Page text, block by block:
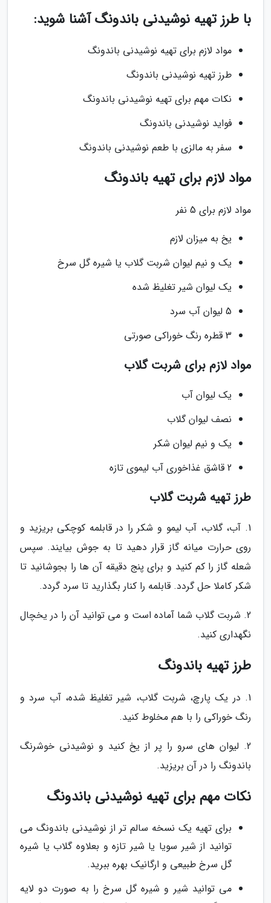
با طرز تهیه نوشیدنی باندونگ آشنا شوید:
مواد لازم برای تهیه نوشیدنی باندونگ
طرز تهیه نوشیدنی باندونگ
نکات مهم برای تهیه نوشیدنی باندونگ
فواید نوشیدنی باندونگ
سفر به مالزی با طعم نوشیدنی باندونگ
مواد لازم برای تهیه باندونگ
مواد لازم برای 5 نفر
یخ به میزان لازم
یک و نیم لیوان شربت گلاب یا شیره گل سرخ
یک لیوان شیر تغلیظ شده
5 لیوان آب سرد
3 قطره رنگ خوراکی صورتی
مواد لازم برای شربت گلاب
یک لیوان آب
نصف لیوان گلاب
یک و نیم لیوان شکر
2 قاشق غذاخوری آب لیموی تازه
طرز تهیه شربت گلاب
1. آب، گلاب، آب لیمو و شکر را در قابلمه کوچکی بریزید و
روی حرارت میانه گاز قرار دهید تا به جوش بیایند. سپس
شعله گاز را کم کنید و برای پنج دقیقه آن ها را بجوشانید تا
شکر کاملا حل گردد. قابلمه را کنار بگذارید تا سرد گردد.
2. شربت گلاب شما آماده است و می توانید آن را در یخچال
نگهداری کنید.
طرز تهیه باندونگ
1. در یک پارچ، شربت گلاب، شیر تغلیظ شده، آب سرد و
رنگ خوراکی را با هم مخلوط کنید.
2. لیوان های سرو را پر از یخ کنید و نوشیدنی خوشرنگ
باندونگ را در آن بریزید.
نکات مهم برای تهیه نوشیدنی باندونگ
برای تهیه یک نسخه سالم تر از نوشیدنی باندونگ می
توانید از شیر سویا یا شیر تازه و بعلاوه گلاب یا شیره
گل سرخ طبیعی و ارگانیک بهره ببرید.
می توانید شیر و شیره گل سرخ را به صورت دو لایه